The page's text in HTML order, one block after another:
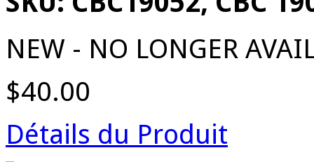
NEW - NO LONGER
$40.00
Détails du Produit